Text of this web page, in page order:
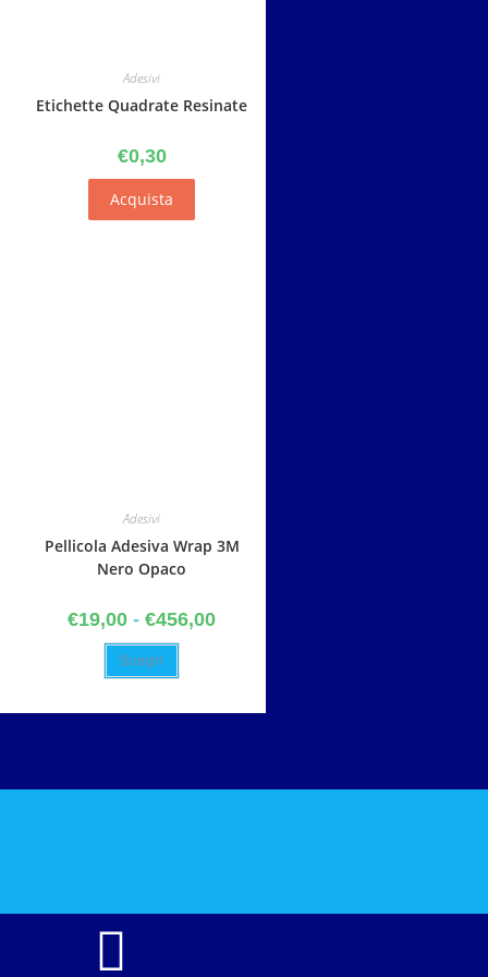
Adesivi
Etichette Quadrate Resinate
€0,30
Acquista
Adesivi
Pellicola Adesiva Wrap 3M
Nero Opaco
€19,00 - €456,00
Scegli